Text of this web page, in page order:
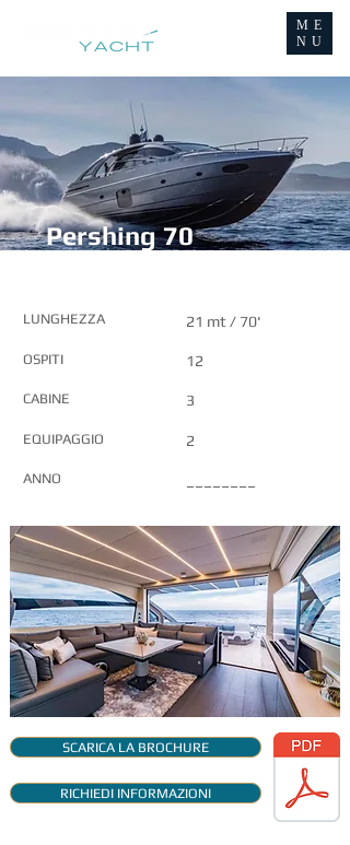
ME
NU
Pershing 70
LUNGHEZZA 21 mt / 70'
OSPITI 12
CABINE 3
EQUIPAGGIO 2
ANNO
SCARICA LA BROCHURE
RICHIEDI INFORMAZIONI